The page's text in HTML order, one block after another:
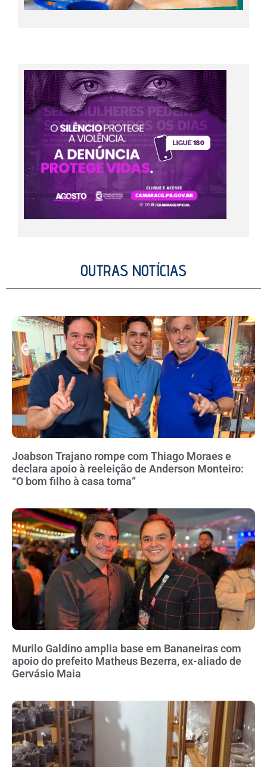
OUTRAS NOTÍCIAS
Joabson Trajano rompe com Thiago Moraes e
declara apoio à reeleição de Anderson Monteiro:
“O bom filho à casa torna”
Murilo Galdino amplia base em Bananeiras com
apoio do prefeito Matheus Bezerra, ex-aliado de
Gervásio Maia